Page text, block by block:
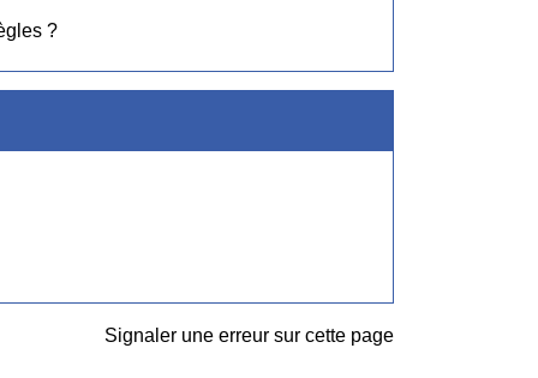
?
Signaler une erreur sur cette page